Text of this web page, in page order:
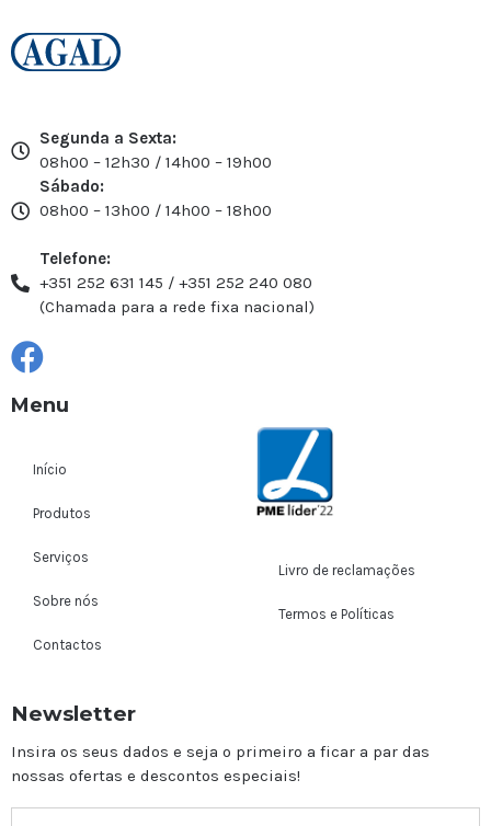
Segunda a Sexta:
08h00 – 12h30 / 14h00 – 19h00
Sábado:
08h00 – 13h00 / 14h00 – 18h00
Telefone:
+351 252 631 145 / +351 252 240 080
(Chamada para a rede fixa nacional)
Menu
Início
Produtos
Serviços
Sobre nós
Contactos
Livro de reclamações
Termos e Políticas
Newsletter
Insira os seus dados e seja o primeiro a ficar a par das
nossas ofertas e descontos especiais!